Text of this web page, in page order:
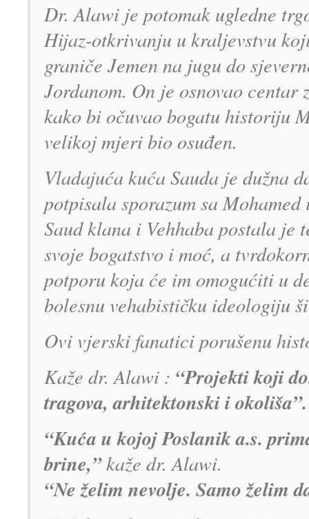
Dr. Alawi je potomak ugledne
Hijaz-otkrivanju u kraljevstvu
graniče Jemen na jugu do
Jordanom. On je osnovao
kako bi očuvao bogatu historiju
velikoj mjeri bio osuđen.
Vladajuća kuća Sauda je dužna
potpisala sporazum sa
Saud klana i Vehhaba postala je
svoje bogatstvo i moć, a
potporu koja će im omogućiti u
bolesnu vehabističku ideologiju
Ovi vjerski fanatici porušenu
Kaže dr. Alawi : “Projekti koji
tragova, arhitektonski i okoliša”.
“Kuća u kojoj Poslanik a.s.
brine,”kaže dr. Alawi.
“Ne želim nevolje. Samo želim